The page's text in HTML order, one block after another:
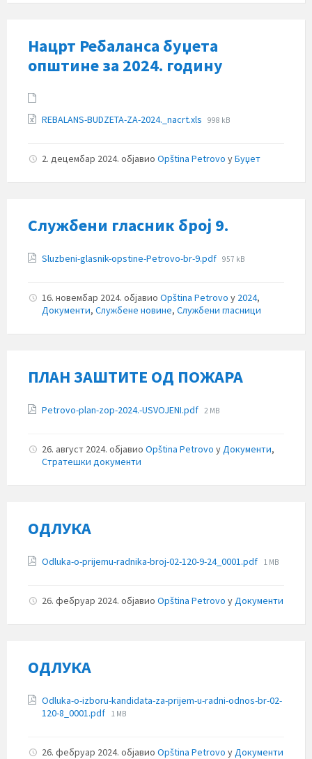
Нацрт Ребаланса буџета
општине за 2024. годину
Прилози
REBALANS-BUDZETA-ZA-2024._nacrt.xls File
998 kB
2. децембар 2024. објавио Opština Petrovo уБуџет
Службени гласник број 9.
Прилози
Sluzbeni-glasnik-opstine-Petrovo-br-9.pdf File
957 kB
16. новембар 2024. објавио Opština Petrovo у 2024,
Документи, Службене новине, Службени гласници
ПЛАН ЗАШТИТЕ ОД ПОЖАРА
Прилози
Petrovo-plan-zop-2024.-USVOJENI.pdf File
2 MB
26. август 2024. објавио Opština Petrovo уДокументи,
Стратешки документи
ОДЛУКА
Прилози
Odluka-o-prijemu-radnika-broj-02-120-9-24_0001.pdf File
1 MB
26. фебруар 2024. објавио Opština Petrovo уДокументи
ОДЛУКА
Прилози
Odluka-o-izboru-kandidata-za-prijem-u-radni-odnos-br-02-
120-8_0001.pdf File
1 MB
26. фебруар 2024. објавио Opština Petrovo уДокументи